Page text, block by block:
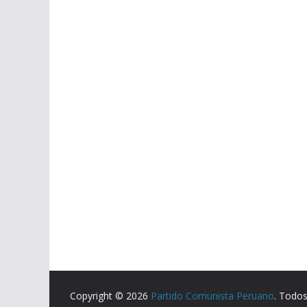
Copyright © 2026 Partido Comunista Peruano.